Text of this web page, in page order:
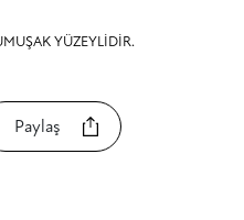
YÜZEYLİDİR.
Paylaş